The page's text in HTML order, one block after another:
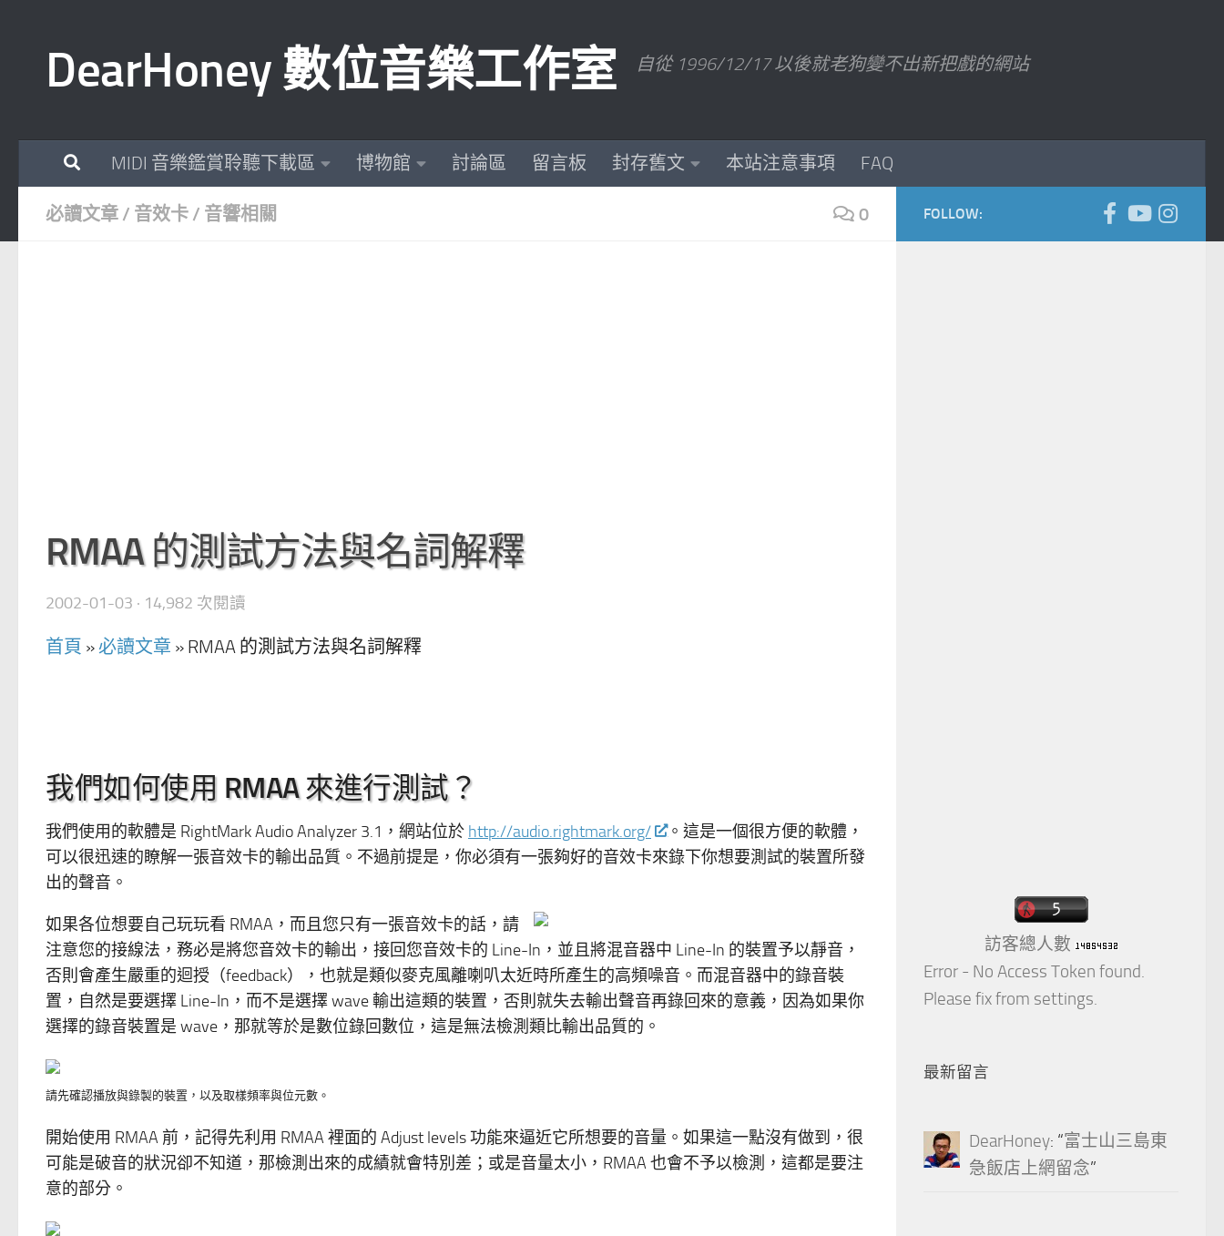
DearHoney 數位音樂工作室 自從 1996/12/17 以後就老狗變不出新把戲的網站
MIDI 音樂鑑賞聆聽下載區 博物館 討論區 留言板 封存舊文 本站注意事項 FAQ
必讀文章 / 音效卡 / 音響相關 0
RMAA 的測試方法與名詞解釋
2002-01-03 · 14,982 次閱讀
首頁 »必讀文章 » RMAA 的測試方法與名詞解釋
我們如何使用 RMAA 來進行測試？
我們使用的軟體是 RightMark Audio Analyzer 3.1，網站位於 http://audio.rightmark.org/
。這是一個很方便的軟體，
可以很迅速的瞭解一張音效卡的輸出品質。不過前提是，你必須有一張夠好的音效卡來錄下你想要測試的裝置所發
出的聲音。
如果各位想要自己玩玩看 RMAA，而且您只有一張音效卡的話，請
注意您的接線法，務必是將您音效卡的輸出，接回您音效卡的 Line-In，並且將混音器中 Line-In 的裝置予以靜音，
否則會產生嚴重的迴授（feedback），也就是類似麥克風離喇叭太近時所產生的高頻噪音。而混音器中的錄音裝
置，自然是要選擇 Line-In，而不是選擇 wave 輸出這類的裝置，否則就失去輸出聲音再錄回來的意義，因為如果你
選擇的錄音裝置是 wave，那就等於是數位錄回數位，這是無法檢測類比輸出品質的。
請先確認播放與錄製的裝置，以及取樣頻率與位元數。
開始使用 RMAA 前，記得先利用 RMAA 裡面的 Adjust levels 功能來逼近它所想要的音量。如果這一點沒有做到，很
可能是破音的狀況卻不知道，那檢測出來的成績就會特別差；或是音量太小，RMAA 也會不予以檢測，這都是要注
意的部分。
FOLLOW:
訪客總人數
Error - No Access Token found.
Please fix from settings.
最新留言
DearHoney: “富士山三島東
急飯店上網留念”